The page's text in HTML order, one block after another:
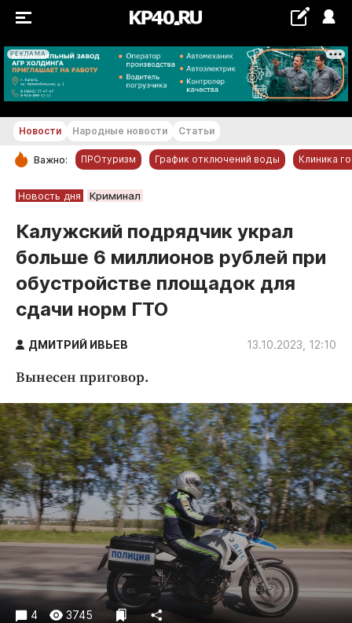
РЕКЛАМА
+27...+28 °С
РУБРИКИ
Новости компаний
Статьи
Народные новости
Авто и транспорт
Благоустройство
Культура
Недвижимость и ЖКХ
Образование
Общество
Погода
Праздники
Происшествия
Спорт
Экономика и бизнес
ПРОЕКТЫ
Новости Народные новости Статьи
Важно: ПРОтуризм График отключений воды Клиника
Новость дня Криминал
Калужский подрядчик украл
больше 6 миллионов рублей при
обустройстве площадок для
сдачи норм ГТО
ДМИТРИЙ ИВЬЕВ 13.10.2023, 12:10
Вынесен приговор.
4 3745